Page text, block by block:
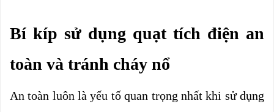
Bí kíp sử dụng quạt tích điện an
toàn và tránh cháy nổ
An toàn luôn là yếu tố quan trọng nhất khi sử dụng